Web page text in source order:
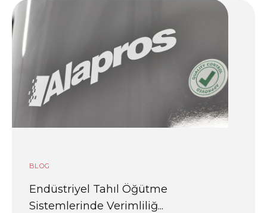
BLOG
Endüstriyel Tahıl Öğütme
Sistemlerinde Verimliliğ...